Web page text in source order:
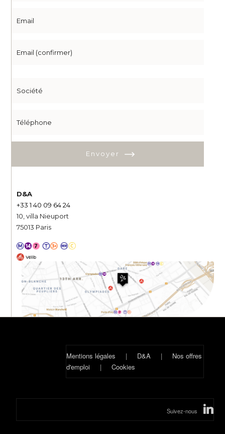
Envoyer
D&A
+33 1 40 09 64 24
10, villa Nieuport
75013 Paris
Mentions légales | D&A| Nos offres
d'emploi| Cookies
Suivez-nous